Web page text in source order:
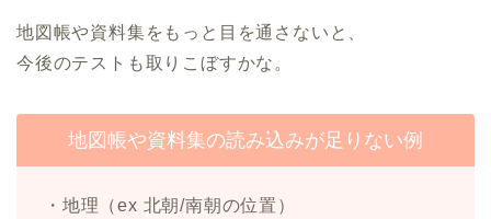
地図帳や資料集をもっと目を通さないと、
今後のテストも取りこぼすかな。
地図帳や資料集の読み込みが足りない例
・地理（ex 北朝/南朝の位置）